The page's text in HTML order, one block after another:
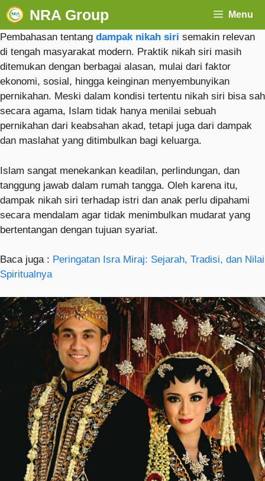
NRA Group Menu
Pembahasan tentang dampak nikah siri semakin relevan
di tengah masyarakat modern. Praktik nikah siri masih
ditemukan dengan berbagai alasan, mulai dari faktor
ekonomi, sosial, hingga keinginan menyembunyikan
pernikahan. Meski dalam kondisi tertentu nikah siri bisa sah
secara agama, Islam tidak hanya menilai sebuah
pernikahan dari keabsahan akad, tetapi juga dari dampak
dan maslahat yang ditimbulkan bagi keluarga.
Islam sangat menekankan keadilan, perlindungan, dan
tanggung jawab dalam rumah tangga. Oleh karena itu,
dampak nikah siri terhadap istri dan anak perlu dipahami
secara mendalam agar tidak menimbulkan mudarat yang
bertentangan dengan tujuan syariat.
Baca juga : Peringatan Isra Miraj: Sejarah, Tradisi, dan Nilai
Spiritualnya